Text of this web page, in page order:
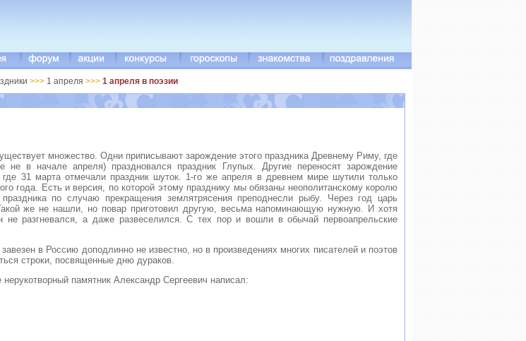
>>> 1 апреля >>> 1 апреля в поэзии
множество. Одни приписывают зарождение этого праздника Древнему Риму, где
в начале апреля) праздновался праздник Глупых. Другие переносят зарождение
31 марта отмечали праздник шуток. 1-го же апреля в древнем мире шутили только
года. Есть и версия, по которой этому празднику мы обязаны неополитанскому королю
по случаю прекращения землятрясения преподнесли рыбу. Через год царь
же не нашли, но повар приготовил другую, весьма напоминающую нужную. И хотя
не разгневался, а даже развеселился. С тех пор и вошли в обычай первоапрельские
в Россию доподлинно не известно, но в произведениях многих писателей и поэтов
строки, посвященные дню дураков.
памятник Александр Сергеевич написал: